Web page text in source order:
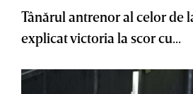
Tânărul antrenor al celor de
explicat victoria la scor cu...